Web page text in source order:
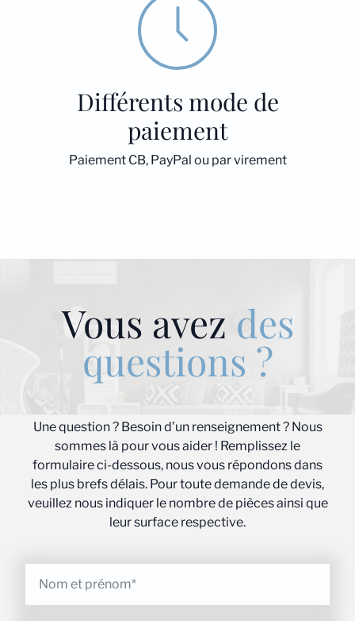
Différents mode de
paiement
Paiement CB, PayPal ou par virement
Vous avez des
questions ?
Une question ? Besoin d’un renseignement ? Nous
sommes là pour vous aider ! Remplissez le
formulaire ci-dessous, nous vous répondons dans
les plus brefs délais. Pour toute demande de devis,
veuillez nous indiquer le nombre de pièces ainsi que
leur surface respective.